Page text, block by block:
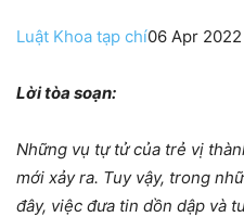
Luật Khoa tạp chí06 Apr 2022
Lời tòa soạn:
Những vụ tự tử của trẻ vị
mới xảy ra. Tuy vậy, trong
đây, việc đưa tin dồn dập và